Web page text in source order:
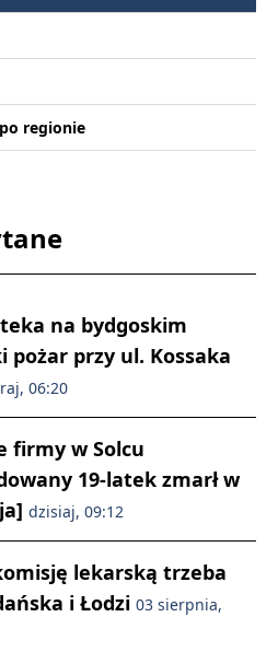
regionie
na bydgoskim
pożar przy ul. Kossaka
06:20
firmy w Solcu
19-latek zmarł w
dzisiaj, 09:12
lekarską trzeba
i Łodzi 03 sierpnia,